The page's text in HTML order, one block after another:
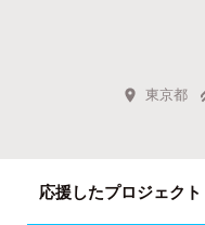
東京都
応援したプロジェクト